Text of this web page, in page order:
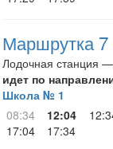
Маршрутка 7
Лодочная станция
идет по
Школа № 1
08:34
12:04
17:04
17:34